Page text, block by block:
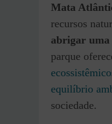
Mata
recursos
abrigar uma
parque
equilíbrio
sociedade.